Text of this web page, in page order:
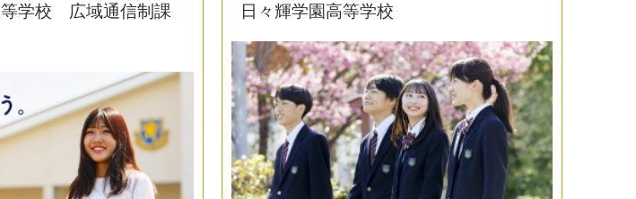
学校 広域通信制課
日々輝学園高等学校